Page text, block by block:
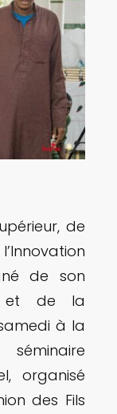
de
de son
et de la
à la
organisé
des Fils